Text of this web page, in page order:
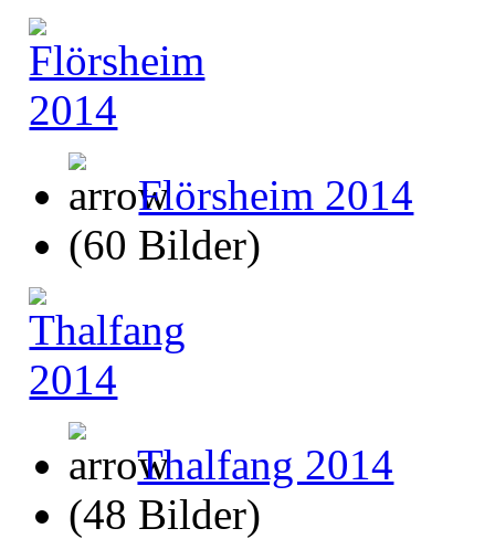
Flörsheim 2014
(60 Bilder)
Thalfang 2014
(48 Bilder)